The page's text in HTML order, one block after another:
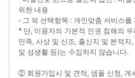
위한 내용
- 그 외 선택항목 : 개인맞춤 서비스를
* 단, 이용자의 기본적 인권 침해의
민족, 사상 및 신조, 출신지 및 본적
및 성생활 등)는 수집하지 않습니다.
② 회원가입시 및 견적, 샘플 신청, 게